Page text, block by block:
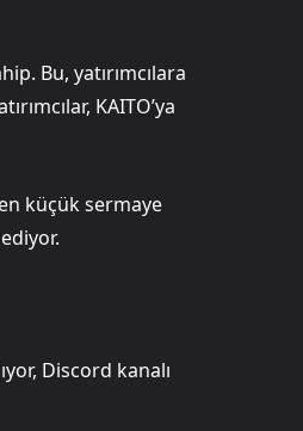
Bu, yatırımcılara
KAITO’ya
küçük sermaye
Discord kanalı